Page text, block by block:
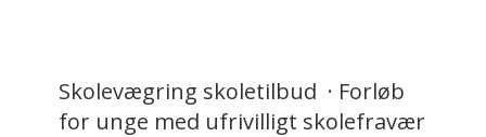
Skolevægring skoletilbud · Forløb
for unge med ufrivilligt skolefravær